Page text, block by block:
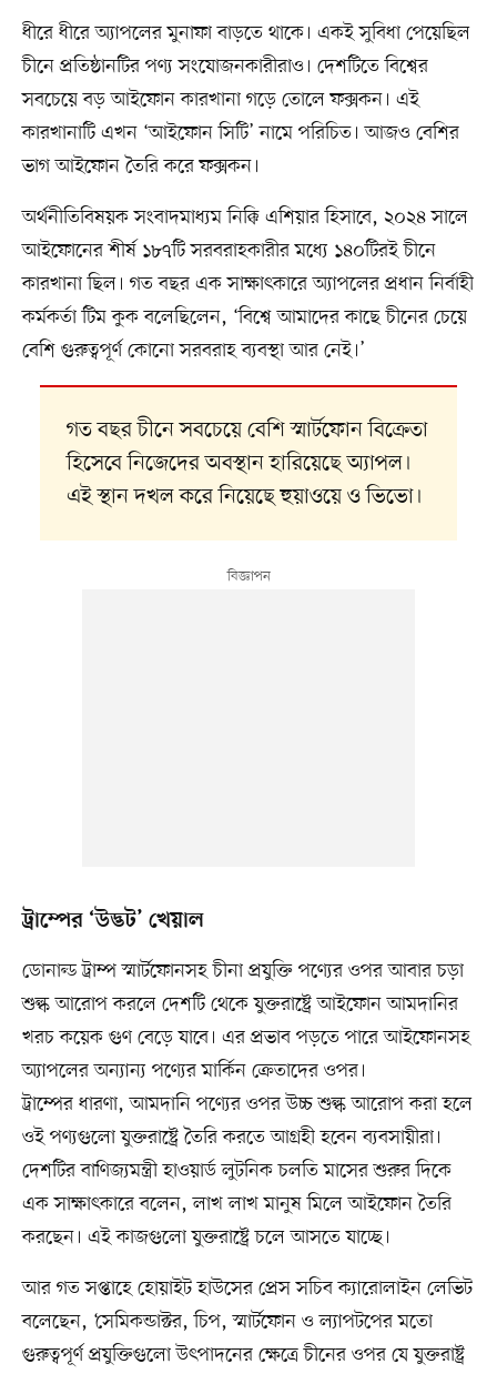
ধীরে ধীরে অ্যাপলের মুনাফা বাড়তে থাকে। একই সুবিধা পেয়েছিল
চীনে প্রতিষ্ঠানটির পণ্য সংযোজনকারীরাও। দেশটিতে বিশ্বের
সবচেয়ে বড় আইফোন কারখানা গড়ে তোলে ফক্সকন। এই
কারখানাটি এখন ‘আইফোন সিটি’ নামে পরিচিত। আজও বেশির
ভাগ আইফোন তৈরি করে ফক্সকন।
অর্থনীতিবিষয়ক সংবাদমাধ্যম নিক্কি এশিয়ার হিসাবে, ২০২৪ সালে
আইফোনের শীর্ষ ১৮৭টি সরবরাহকারীর মধ্যে ১৪০টিরই চীনে
কারখানা ছিল। গত বছর এক সাক্ষাৎকারে অ্যাপলের প্রধান নির্বাহী
কর্মকর্তা টিম কুক বলেছিলেন, ‘বিশ্বে আমাদের কাছে চীনের চেয়ে
বেশি গুরুত্বপূর্ণ কোনো সরবরাহ ব্যবস্থা আর নেই।’
গত বছর চীনে সবচেয়ে বেশি স্মার্টফোন বিক্রেতা
হিসেবে নিজেদের অবস্থান হারিয়েছে অ্যাপল।
এই স্থান দখল করে নিয়েছে হুয়াওয়ে ও ভিভো।
ট্রাম্পের ‘উদ্ভট’ খেয়াল
ডোনাল্ড ট্রাম্প স্মার্টফোনসহ চীনা প্রযুক্তি পণ্যের ওপর আবার চড়া
শুল্ক আরোপ করলে দেশটি থেকে যুক্তরাষ্ট্রে আইফোন আমদানির
খরচ কয়েক গুণ বেড়ে যাবে। এর প্রভাব পড়তে পারে আইফোনসহ
অ্যাপলের অন্যান্য পণ্যের মার্কিন ক্রেতাদের ওপর।
ট্রাম্পের ধারণা, আমদানি পণ্যের ওপর উচ্চ শুল্ক আরোপ করা হলে
ওই পণ্যগুলো যুক্তরাষ্ট্রে তৈরি করতে আগ্রহী হবেন ব্যবসায়ীরা।
দেশটির বাণিজ্যমন্ত্রী হাওয়ার্ড লুটনিক চলতি মাসের শুরুর দিকে
এক সাক্ষাৎকারে বলেন, লাখ লাখ মানুষ মিলে আইফোন তৈরি
করছেন। এই কাজগুলো যুক্তরাষ্ট্রে চলে আসতে যাচ্ছে।
আর গত সপ্তাহে হোয়াইট হাউসের প্রেস সচিব ক্যারোলাইন লেভিট
বলেছেন, ‘সেমিকন্ডাক্টর, চিপ, স্মার্টফোন ও ল্যাপটপের মতো
গুরুত্বপূর্ণ প্রযুক্তিগুলো উৎপাদনের ক্ষেত্রে চীনের ওপর যে যুক্তরাষ্ট্র